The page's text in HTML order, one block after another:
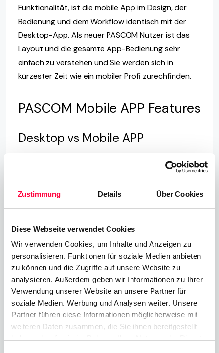
Zustimmung Details Über Cookies
Diese Webseite verwendet Cookies
Wir verwenden Cookies, um Inhalte und Anzeigen zu
personalisieren, Funktionen für soziale Medien anbieten
zu können und die Zugriffe auf unsere Website zu
analysieren. Außerdem geben wir Informationen zu Ihrer
Verwendung unserer Website an unsere Partner für
soziale Medien, Werbung und Analysen weiter. Unsere
Partner führen diese Informationen möglicherweise mit
weiteren Daten zusammen, die Sie ihnen bereitgestellt
Funktionalität, ist die mobile App im Design, der
Bedienung und dem Workflow identisch mit der
Desktop-App. Als neuer PASCOM Nutzer ist das
Layout und die gesamte App-Bedienung sehr
einfach zu verstehen und Sie werden sich in
kürzester Zeit wie ein mobiler Profi zurechfinden.
PASCOM Mobile APP Features
Desktop vs Mobile APP
Was ist nun alles anders in der mobilen PASCOM
App? Nun, für den Anfang haben wir bereits einen
Handynummer. Der zweite Unterschied sind PUSH-
und Benachrichtigungen übermittelt werden. Der
letzte sehr wichtige Unterschied ist die Video
Collaboration.
Ansonsten hat die PASCOM mobile App die gleiche
Funktionalität wie der Desktop-Client
(Ausgenommen der FAX Funktion). Das heißt, Sie
können sicher sein, dass egal wo Sie sich gerade
befinden, Sie nie wieder einen wichtigen Anruf
verpassen und sind stets mit Ihren Kunden und